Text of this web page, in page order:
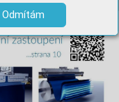
Odmítám